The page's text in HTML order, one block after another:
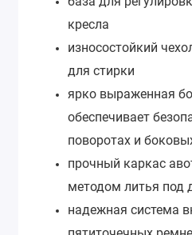
кресла
износостойкий
для стирки
ярко выраженная
обеспечивает
поворотах и
прочный каркас
методом литья под
надежная система